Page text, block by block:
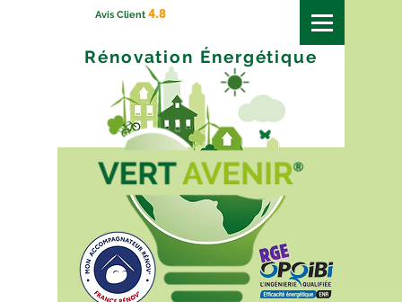
Avis Client 4.8
Rénovation Énergétique